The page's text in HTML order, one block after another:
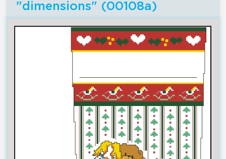
"dimensions" (00108a)